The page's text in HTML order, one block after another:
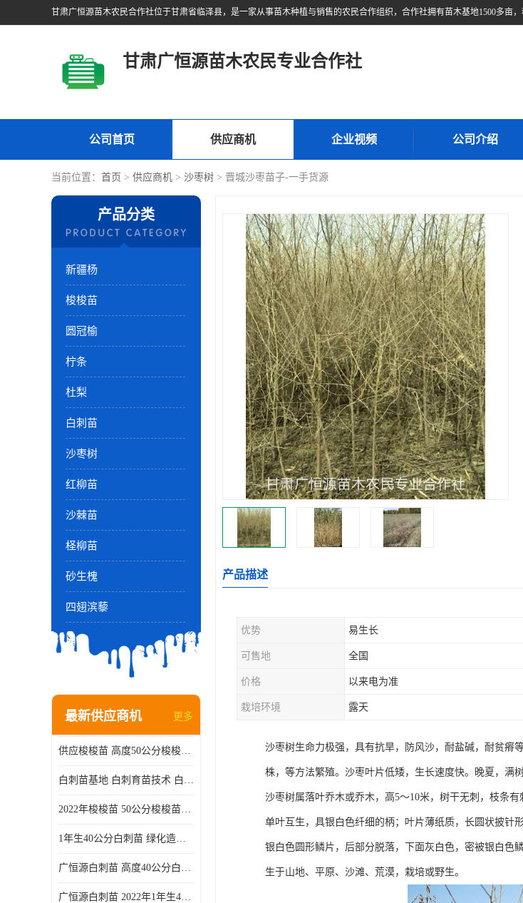
甘肃广恒源苗木农民专业合作社
公司首页 供应商机 企业视频 公司介绍
当前位置： 首页 > 供应商机 > 沙枣树 > 晋城沙枣苗子-一手货源
产品分类
新疆杨
梭梭苗
圆冠榆
柠条
杜梨
白刺苗
沙枣树
红柳苗
沙棘苗
柽柳苗
砂生槐
四翅滨藜
最新供应商机 更多
供应梭梭苗 高度50公分梭梭种苗基地 一手货源无中介
白刺苗基地 白刺育苗技术 白刺苗产地
2022年梭梭苗 50公分梭梭苗产地 沙漠绿化梭梭苗基地 提供技术
1年生40公分白刺苗 绿化造林白刺树苗
广恒源白刺苗 高度40公分白刺树苗
广恒源白刺苗 2022年1年生40公分白刺树苗
产品描述
优势 易生长
可售地 全国
价格 以来电为准
栽培环境 露天
沙枣树生命力极强，具有抗旱，防风沙，耐盐碱，耐贫瘠
株，等方法繁殖。沙枣叶片低矮，生长速度快。晚夏，满
沙枣树属落叶乔木或乔木，高5～10米，树干无刺，枝条
单叶互生，具银白色纤细的柄；叶片薄纸质，长圆状披针
银白色圆形鳞片，后部分脱落，下面灰白色，密被银白色鳞
生于山地、平原、沙滩、荒漠，栽培或野生。